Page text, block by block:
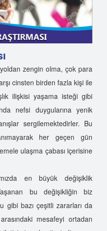
zengin olma, çok para
cinsten birden fazla kişi ile
ilişkisi yaşama isteği gibi
nefsi duygularına yenik
sergilemektedirler. Bu
her geçen gün
ulaşma çabası içerisine
en büyük değişiklik
bu değişikliğin biz
gibi bazı çeşitli zararları da
mesafeyi ortadan